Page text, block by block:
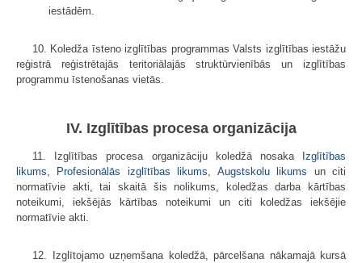
iestādēm.
10. Koledža īsteno izglītības programmas Valsts izglītības iestāžu
reģistrā reģistrētajās teritoriālajās struktūrvienībās un izglītības
programmu īstenošanas vietās.
IV. Izglītības procesa organizācija
11. Izglītības procesa organizāciju koledžā nosaka Izglītības
likums
Profesionālās izglītības likums Augstskolu likums un citi
normatīvie akti, tai skaitā šis nolikums, koledžas darba kārtības
noteikumi, iekšējās kārtības noteikumi un citi koledžas iekšējie
normatīvie akti.
12. Izglītojamo uzņemšana koledžā, pārcelšana nākamajā kursā